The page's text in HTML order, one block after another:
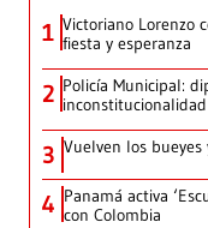
1 Victoriano Lorenzo
fiesta y esperanza
2 Policía Municipal:
inconstitucionalidad
3 Vuelven los
4 Panamá activa
con Colombia